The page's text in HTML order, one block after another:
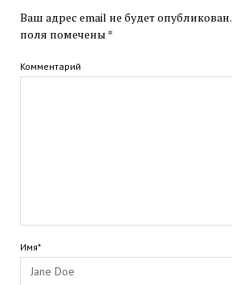
Ваш адрес email не будет опубликован.
поля помечены *
Комментарий
Имя*